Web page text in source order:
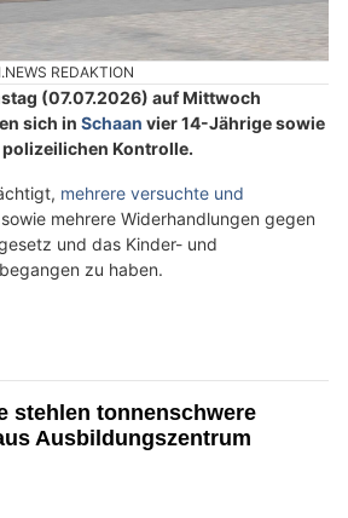
REDAKTION
(07.07.2026) auf Mittwoch
sich in Schaan vier 14-Jährige sowie
Kontrolle.
mehrere versuchte und
sowie mehrere Widerhandlungen gegen
und das Kinder- und
zu haben.
stehlen tonnenschwere
Ausbildungszentrum